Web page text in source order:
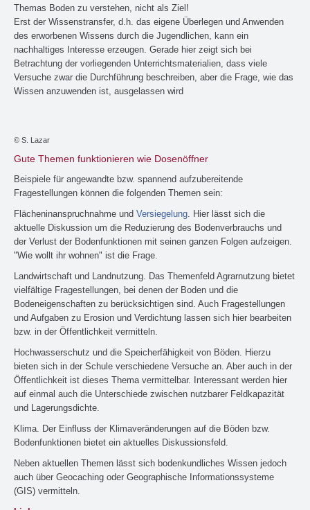
Themas Boden zu verstehen, nicht als Ziel!
Erst der Wissenstransfer, d.h. das eigene Überlegen und Anwenden
des erworbenen Wissens durch die Jugendlichen, kann ein
nachhaltiges Interesse erzeugen. Gerade hier zeigt sich bei
Betrachtung der vorliegenden Unterrichtsmaterialien, dass viele
Versuche zwar die Durchführung beschreiben, aber die Frage, wie das
Wissen anzuwenden ist, ausgelassen wird
© S. Lazar
Gute Themen funktionieren wie Dosenöffner
Beispiele für angewandte bzw. spannend aufzubereitende
Fragestellungen können die folgenden Themen sein:
Flächeninanspruchnahme und Versiegelung. Hier lässt sich die
aktuelle Diskussion um die Reduzierung des Bodenverbrauchs und
der Verlust der Bodenfunktionen mit seinen ganzen Folgen aufzeigen.
"Wie wollt ihr wohnen" ist die Frage.
Landwirtschaft und Landnutzung. Das Themenfeld Agrarnutzung bietet
vielfältige Fragestellungen, bei denen der Boden und die
Bodeneigenschaften zu berücksichtigen sind. Auch Fragestellungen
und Aufgaben zu Erosion und Verdichtung lassen sich hier bearbeiten
bzw. in der Öffentlichkeit vermitteln.
Hochwasserschutz und die Speicherfähigkeit von Böden. Hierzu
bieten sich in der Schule verschiedene Versuche an. Aber auch in der
Öffentlichkeit ist dieses Thema vermittelbar. Interessant werden hier
auf einmal auch die Unterschiede zwischen nutzbarer Feldkapazität
und Lagerungsdichte.
Klima. Der Einfluss der Klimaveränderungen auf die Böden bzw.
Bodenfunktionen bietet ein aktuelles Diskussionsfeld.
Neben aktuellen Themen lässt sich bodenkundliches Wissen jedoch
auch über Geocaching oder Geographische Informationssysteme
(GIS) vermitteln.